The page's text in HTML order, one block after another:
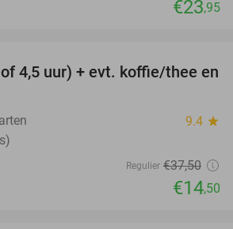
€23,95
61%
4,5 uur) + evt. koffie/thee en
9.4 star
Regulier €37,50
€14,50